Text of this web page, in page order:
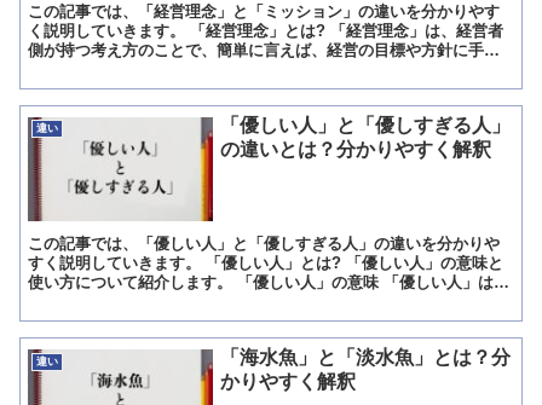
この記事では、「経営理念」と「ミッション」の違いを分かりやす
く説明していきます。 「経営理念」とは? 「経営理念」は、経営者
側が持つ考え方のことで、簡単に言えば、経営の目標や方針に手段
違い
「優しい人」と「優しすぎる人」
の違いとは？分かりやすく解釈
この記事では、「優しい人」と「優しすぎる人」の違いを分かりや
すく説明していきます。 「優しい人」とは? 「優しい人」の意味と
使い方について紹介します。 「優しい人」の意味 「優しい人」は
違い
「海水魚」と「淡水魚」とは？分
かりやすく解釈